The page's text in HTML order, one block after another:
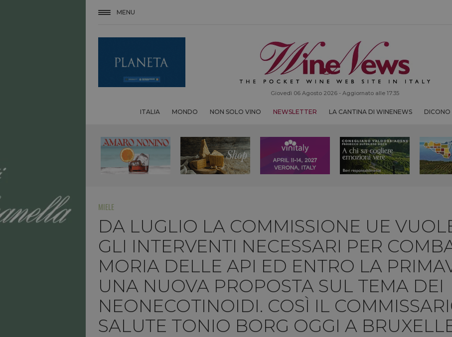
MENU
Giovedì 06 Agosto 2026 - Aggiornato alle 17:35
ITALIA MONDO NON SOLO VINO NEWSLETTER LA CANTINA DI WINENEWS DICONO
MIELE
DA LUGLIO LA COMMISSIONE UE
GLI INTERVENTI NECESSARI PER
MORIA DELLE API ED ENTRO LA
UNA NUOVA PROPOSTA SUL TEMA DEI
NEONECOTINOIDI. COSÌ IL
SALUTE TONIO BORG OGGI A